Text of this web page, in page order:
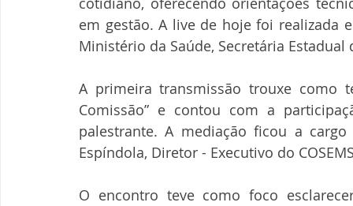
em gestão. A live de hoje foi realizada
Ministério da Saúde, Secretária Estadual
A primeira transmissão trouxe como
Comissão” e contou com a
palestrante. A mediação ficou a
Espíndola, Diretor - Executivo do
O encontro teve como foco